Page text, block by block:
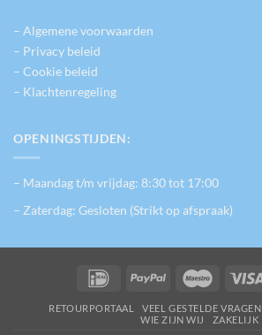
– Algemene voorwaarden
– Privacy beleid
– Cookie beleid
– Klachtenregeling
OPENINGSTIJDEN:
– Maandag t/m vrijdag: 8:30 tot 17:00
– Zaterdag: Gesloten (Strikt op afspraak)
IDeal PayPal Maestro
RETOURPORTAAL VEEL GESTELDE VRAGEN
WIE ZIJN WIJ
ZAKELIJK